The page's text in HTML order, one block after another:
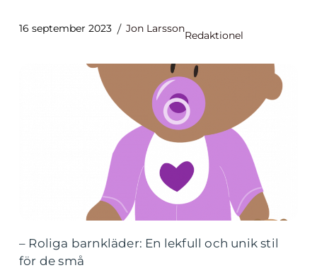
16 september 2023 Jon Larsson
Redaktionel
– Roliga barnkläder: En lekfull och unik stil
för de små